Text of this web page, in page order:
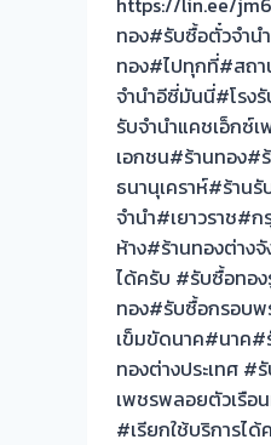
ทอง#รับซื้อตั๋วจำน
ทอง#ไปทุกที่#สถา
จำนำอีซี่มันนี่#โรง
รับจำนำแคชเอ็กซ์เ
เอกชน#ร้านทอง#
ธนานุเคราห์#ร้านรั
จำนำ#เยาวราช#
ห้าง#ร้านทองต่าง
ได้ครับ #รับซื้อทอ
ทอง#รับซื้อกรอบ
เข็มขัดนาค#นาค
ทองต่างประเทศ
เพชรพลอยตัวเรือ
#เรียกใช้บริการได้